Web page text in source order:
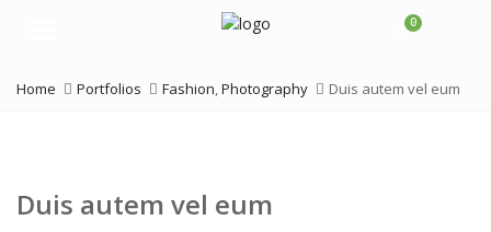
0
Home Portfolios Fashion,Photography Duis autem vel eum
Duis autem vel eum